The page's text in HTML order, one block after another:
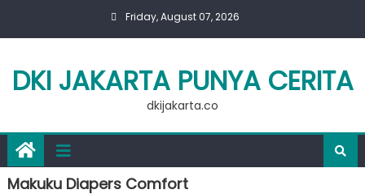
Friday, August 07, 2026
DKI JAKARTA PUNYA CERITA
dkijakarta.co
Makuku Diapers Comfort